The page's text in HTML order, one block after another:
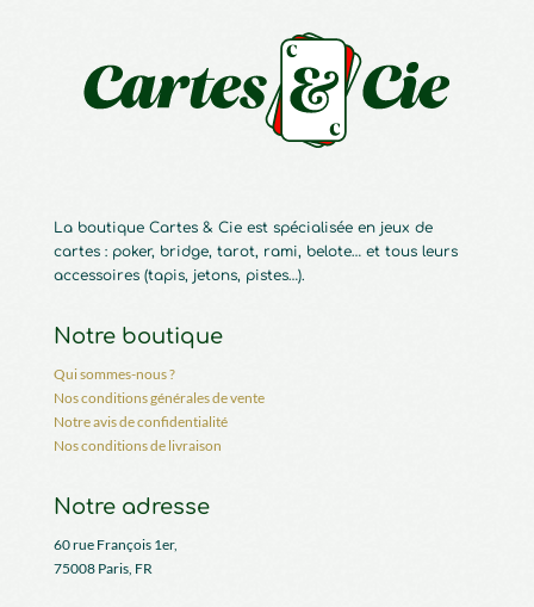
La boutique Cartes & Cie est spécialisée en jeux de
cartes : poker, bridge, tarot, rami, belote… et tous leurs
accessoires (tapis, jetons, pistes…).
Notre boutique
Qui sommes-nous ?
Nos conditions générales de vente
Notre avis de confidentialité
Nos conditions de livraison
Notre adresse
60 rue François 1er,
75008 Paris, FR